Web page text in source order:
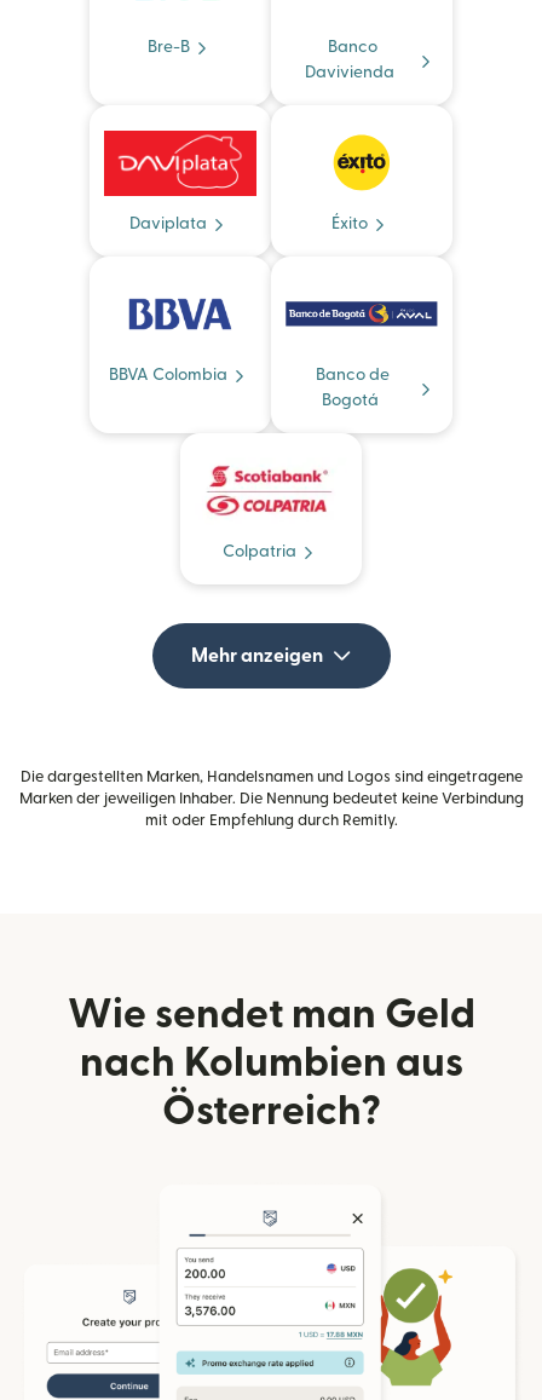
Bre-B
Banco
Davivienda
Daviplata Éxito
BBVA Colombia
Banco de
Bogotá
Colpatria
Mehr anzeigen
Die dargestellten Marken, Handelsnamen und Logos sind eingetragene
Marken der jeweiligen Inhaber. Die Nennung bedeutet keine Verbindung
mit oder Empfehlung durch Remitly.
Wie sendet man Geld
nach Kolumbien aus
Österreich?